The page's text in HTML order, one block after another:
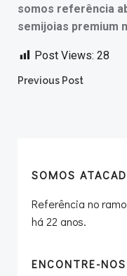
somos referência
semijoias premium
Post Views: 28
Post
Previous Post
SOMOS
Referência no
há 22 anos.
ENCONTRE-NOS